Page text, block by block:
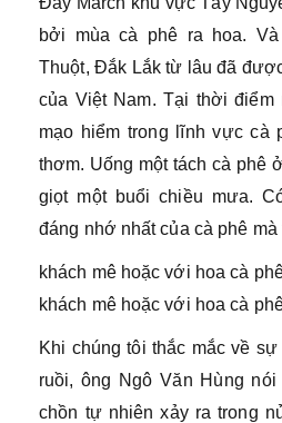
bởi mùa cà phê ra hoa.
Thuột, Đắk Lắk từ lâu đã
của Việt Nam. Tại thời điểm
mạo hiểm trong lĩnh vực cà
thơm. Uống một tách cà phê
giọt một buổi chiều mưa.
đáng nhớ nhất của cà phê mà
khách mê hoặc với hoa cà
khách mê hoặc với hoa cà
Khi chúng tôi thắc mắc về
ruồi, ông Ngô Văn Hùng
chồn tự nhiên xảy ra trong